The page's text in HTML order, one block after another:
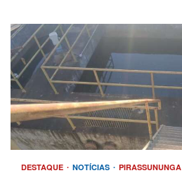
DESTAQUE NOTÍCIAS PIRASSUNUNGA